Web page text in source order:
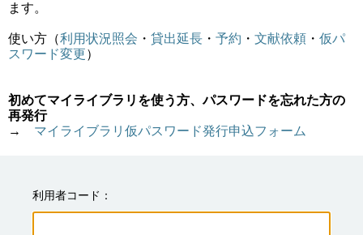
ます。
使い方（利用状況照会 ・ 貸出延長 ・ 予約 ・ 文献依頼 ・ 仮パ
スワード変更）
初めてマイライブラリを使う方、パスワードを忘れた方の
再発行
→ マイライブラリ仮パスワード発行申込フォーム
利用者コード